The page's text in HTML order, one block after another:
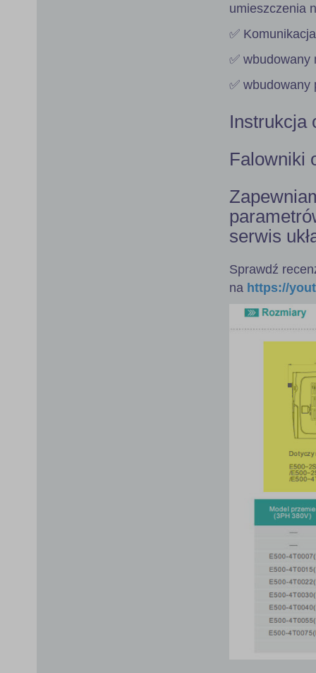
umieszczenia
✅
✅ wbudowany
✅ wbudowany
Instrukcja
Falowniki
serwis
Sprawdź
na https://